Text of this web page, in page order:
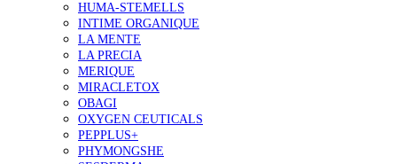
HUMA-STEMELLS
INTIME ORGANIQUE
LA MENTE
LA PRECIA
MERIQUE
MIRACLETOX
OBAGI
OXYGEN CEUTICALS
PEPPLUS+
PHYMONGSHE